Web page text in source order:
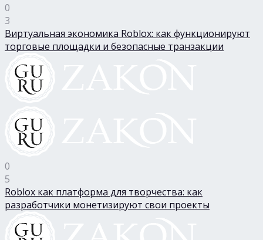
0
3
Виртуальная экономика Roblox: как функционируют
торговые площадки и безопасные транзакции
0
5
Roblox как платформа для творчества: как
разработчики монетизируют свои проекты